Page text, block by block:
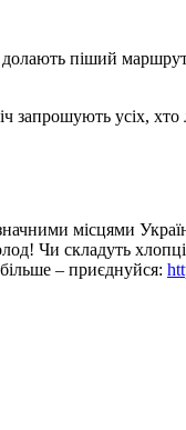
долають піший
запрошують усіх,
місцями
Чи складуть
– приєднуйся: